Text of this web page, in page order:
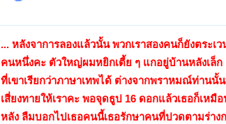
... หลังจาการลองแล้วนั้น พวกเราสองคนก็ยังตระ
คนหนึ่งคะ ตัวใหญ่ผมหยิกเตี้ย ๆ แกอยู่บ้านหลังเล็ก
ที่เขาเรียกว่าภาษาเทพได้ ต่างจากพราหมณ์ท่าน
เสี่ยงทายให้เราคะ พอจุดธูป 16 ดอกแล้วเธอก็เหมื
หลัง ลืมบอกไปเธอคนนี้เธอรักษาคนที่ปวดตามร่า